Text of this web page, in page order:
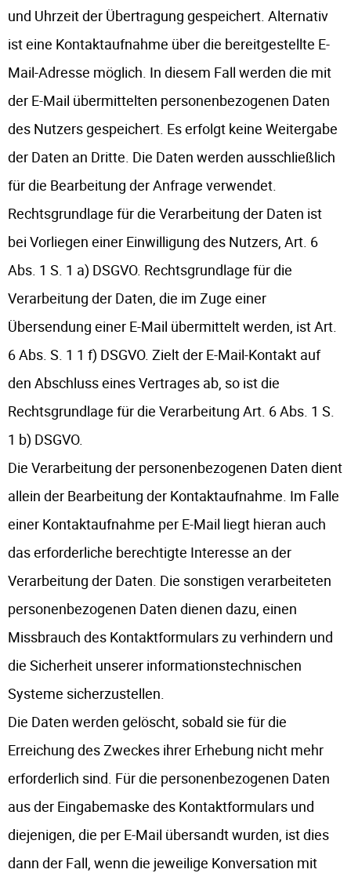
und Uhrzeit der Übertragung gespeichert. Alternativ
ist eine Kontaktaufnahme über die bereitgestellte E-
Mail-Adresse möglich. In diesem Fall werden die mit
der E-Mail übermittelten personenbezogenen Daten
des Nutzers gespeichert. Es erfolgt keine Weitergabe
der Daten an Dritte. Die Daten werden ausschließlich
für die Bearbeitung der Anfrage verwendet.
Rechtsgrundlage für die Verarbeitung der Daten ist
bei Vorliegen einer Einwilligung des Nutzers, Art. 6
Abs. 1 S. 1 a) DSGVO. Rechtsgrundlage für die
Verarbeitung der Daten, die im Zuge einer
Übersendung einer E-Mail übermittelt werden, ist Art.
6 Abs. S. 1 1 f) DSGVO. Zielt der E-Mail-Kontakt auf
den Abschluss eines Vertrages ab, so ist die
Rechtsgrundlage für die Verarbeitung Art. 6 Abs. 1 S.
1 b) DSGVO.
Die Verarbeitung der personenbezogenen Daten dient
allein der Bearbeitung der Kontaktaufnahme. Im Falle
einer Kontaktaufnahme per E-Mail liegt hieran auch
das erforderliche berechtigte Interesse an der
Verarbeitung der Daten. Die sonstigen verarbeiteten
personenbezogenen Daten dienen dazu, einen
Missbrauch des Kontaktformulars zu verhindern und
die Sicherheit unserer informationstechnischen
Systeme sicherzustellen.
Die Daten werden gelöscht, sobald sie für die
Erreichung des Zweckes ihrer Erhebung nicht mehr
erforderlich sind. Für die personenbezogenen Daten
aus der Eingabemaske des Kontaktformulars und
diejenigen, die per E-Mail übersandt wurden, ist dies
dann der Fall, wenn die jeweilige Konversation mit